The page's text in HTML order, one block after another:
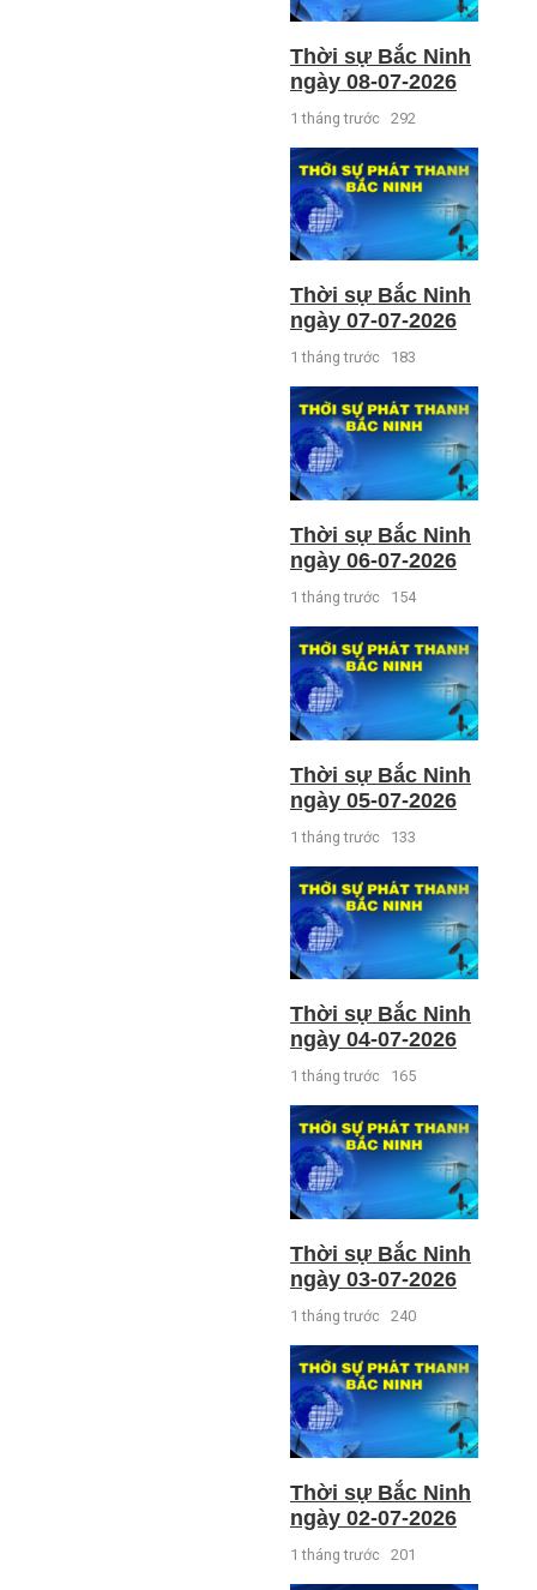
Thời sự Bắc Ninh
ngày 08-07-2026
1 tháng trước 292
Thời sự Bắc Ninh
ngày 07-07-2026
1 tháng trước 183
Thời sự Bắc Ninh
ngày 06-07-2026
1 tháng trước 154
Thời sự Bắc Ninh
ngày 05-07-2026
1 tháng trước 133
Thời sự Bắc Ninh
ngày 04-07-2026
1 tháng trước 165
Thời sự Bắc Ninh
ngày 03-07-2026
1 tháng trước 240
Thời sự Bắc Ninh
ngày 02-07-2026
1 tháng trước 201